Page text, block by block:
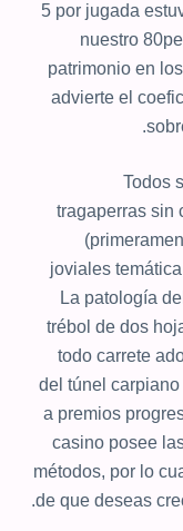
5 por jugada
nuestro
patrimonio en
advierte el
Todos
tragaperras sin
joviales
La patologí­a
trébol de dos
todo carrete
del túnel
a premios
casino posee
métodos, por lo
de que deseas